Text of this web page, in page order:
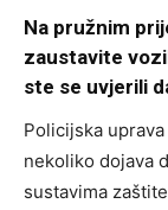
Na pružnim
zaustavite
ste se uvjerili
Policijska
nekoliko dojava
sustavima